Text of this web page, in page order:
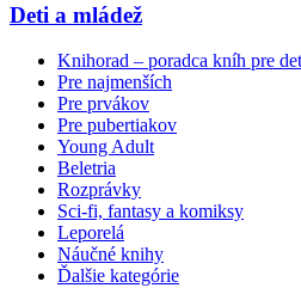
Deti a mládež
Knihorad – poradca kníh pre
Pre najmenších
Pre prvákov
Pre pubertiakov
Young Adult
Beletria
Rozprávky
Sci-fi, fantasy a komiksy
Leporelá
Náučné knihy
Ďalšie kategórie